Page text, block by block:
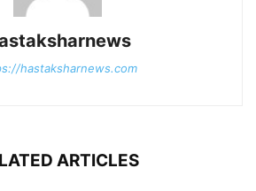
hastaksharnews.com
ARTICLES